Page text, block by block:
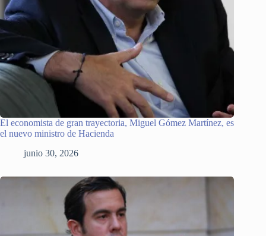
El economista de gran trayectoria, Miguel Gómez Martínez, es
el nuevo ministro de Hacienda
junio 30, 2026